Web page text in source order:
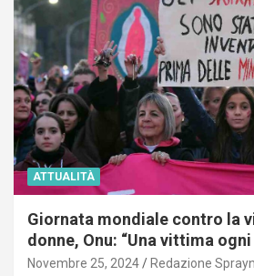
ATTUALITÀ
Giornata mondiale contro la
donne, Onu: “Una vittima
Novembre 25, 2024 Redazione